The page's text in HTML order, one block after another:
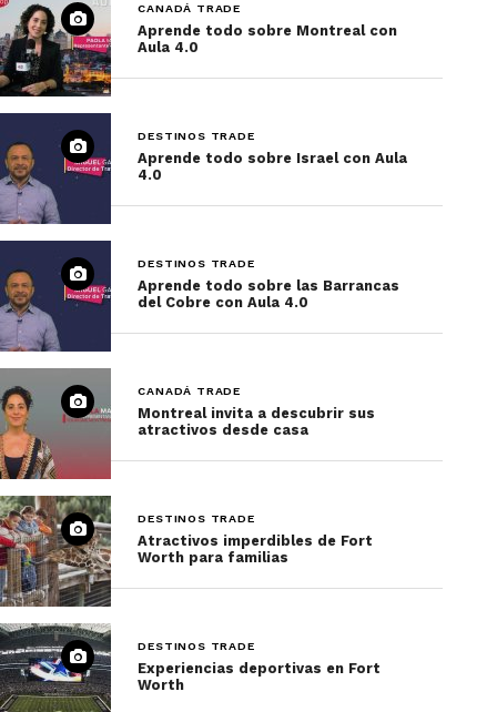
CANADÁ TRADE
Aprende todo sobre Montreal con
Aula 4.0
DESTINOS TRADE
Aprende todo sobre Israel con Aula
4.0
DESTINOS TRADE
Aprende todo sobre las Barrancas
del Cobre con Aula 4.0
CANADÁ TRADE
Montreal invita a descubrir sus
atractivos desde casa
DESTINOS TRADE
Atractivos imperdibles de Fort
Worth para familias
DESTINOS TRADE
Experiencias deportivas en Fort
Worth